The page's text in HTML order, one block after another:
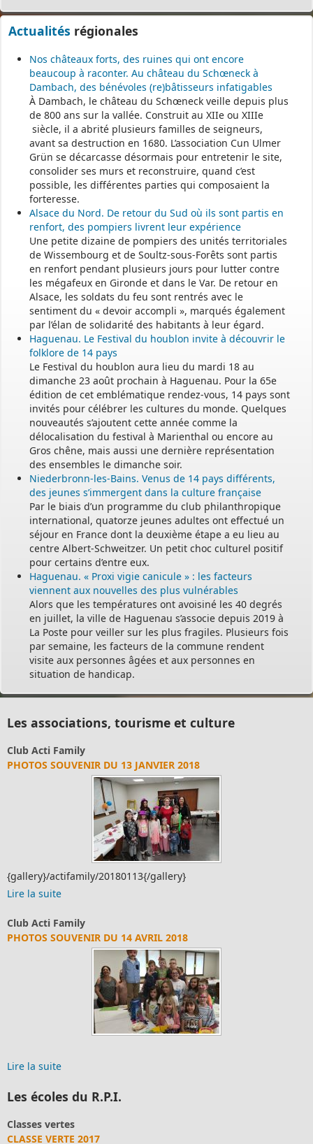
Actualités régionales
Nos châteaux forts, des ruines qui ont encore
beaucoup à raconter. Au château du Schœneck à
Dambach, des bénévoles (re)bâtisseurs infatigables
À Dambach, le château du Schœneck veille depuis plus
de 800 ans sur la vallée. Construit au XIIe ou XIIIe
siècle, il a abrité plusieurs familles de seigneurs,
avant sa destruction en 1680. L’association Cun Ulmer
Grün se décarcasse désormais pour entretenir le site,
consolider ses murs et reconstruire, quand c’est
possible, les différentes parties qui composaient la
forteresse.
Alsace du Nord. De retour du Sud où ils sont partis en
renfort, des pompiers livrent leur expérience
Une petite dizaine de pompiers des unités territoriales
de Wissembourg et de Soultz-sous-Forêts sont partis
en renfort pendant plusieurs jours pour lutter contre
les mégafeux en Gironde et dans le Var. De retour en
Alsace, les soldats du feu sont rentrés avec le
sentiment du « devoir accompli », marqués également
par l’élan de solidarité des habitants à leur égard.
Haguenau. Le Festival du houblon invite à découvrir le
folklore de 14 pays
Le Festival du houblon aura lieu du mardi 18 au
dimanche 23 août prochain à Haguenau. Pour la 65e
édition de cet emblématique rendez-vous, 14 pays sont
invités pour célébrer les cultures du monde. Quelques
nouveautés s’ajoutent cette année comme la
délocalisation du festival à Marienthal ou encore au
Gros chêne, mais aussi une dernière représentation
des ensembles le dimanche soir.
Niederbronn-les-Bains. Venus de 14 pays différents,
des jeunes s’immergent dans la culture française
Par le biais d’un programme du club philanthropique
international, quatorze jeunes adultes ont effectué un
séjour en France dont la deuxième étape a eu lieu au
centre Albert-Schweitzer. Un petit choc culturel positif
pour certains d’entre eux.
Haguenau. « Proxi vigie canicule » : les facteurs
viennent aux nouvelles des plus vulnérables
Alors que les températures ont avoisiné les 40 degrés
en juillet, la ville de Haguenau s’associe depuis 2019 à
La Poste pour veiller sur les plus fragiles. Plusieurs fois
par semaine, les facteurs de la commune rendent
visite aux personnes âgées et aux personnes en
situation de handicap.
Les associations, tourisme et culture
Club Acti Family
PHOTOS SOUVENIR DU 13 JANVIER 2018
{gallery}/actifamily/20180113{/gallery}
Lire la suite
Club Acti Family
PHOTOS SOUVENIR DU 14 AVRIL 2018
Lire la suite
Les écoles du R.P.I.
Classes vertes
CLASSE VERTE 2017